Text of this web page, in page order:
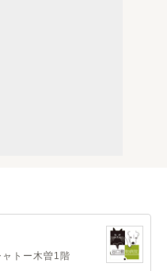
トー木曽1階